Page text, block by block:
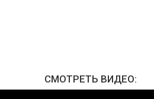
СМОТРЕТЬ ВИДЕО: